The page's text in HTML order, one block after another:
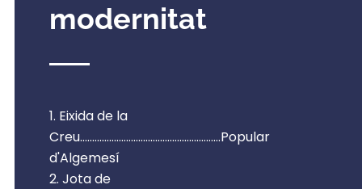
modernitat
Eixida de la
Creu..........................................................Popular
d'Algemesí
Jota de